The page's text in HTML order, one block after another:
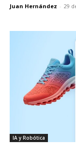
Juan Hernández - 29
IA y Robótica